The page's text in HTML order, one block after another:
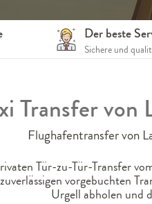
Der beste
Sichere und
Transfer
Flughafentransfer von
Tür-zu-Tür-Transfer
vorgebuchten
Urgell abholen und